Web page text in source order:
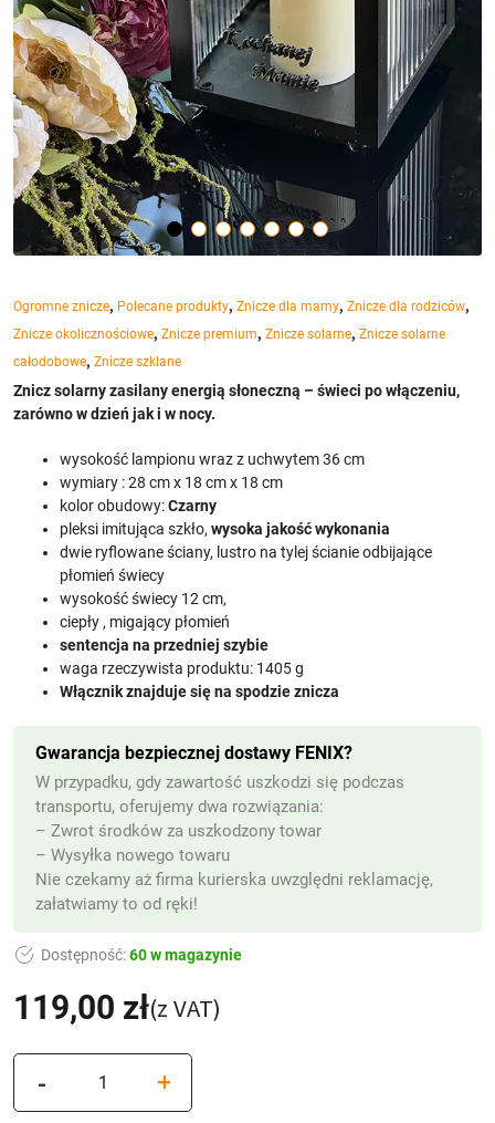
Ogromne znicze, Polecane produkty, Znicze dla mamy, Znicze dla rodziców,
Znicze okolicznościowe, Znicze premium, Znicze solarne, Znicze solarne
całodobowe, Znicze szklane
119,00 zł(z VAT)
Znicz solarny zasilany energią słoneczną – świeci po włączeniu,
zarówno w dzień jak i w nocy.
wysokość lampionu wraz z uchwytem 36 cm
wymiary : 28 cm x 18 cm x 18 cm
kolor obudowy:Czarny
pleksi imitująca szkło, wysoka jakość wykonania
dwie ryflowane ściany, lustro na tylej ścianie odbijające
płomień świecy
wysokość świecy 12 cm,
ciepły , migający płomień
sentencja na przedniej szybie
waga rzeczywista produktu: 1405 g
Włącznik znajduje się na spodzie znicza
Dostępność:60 w magazynie
Gwarancja bezpiecznej dostawy FENIX?
W przypadku, gdy zawartość uszkodzi się podczas
transportu, oferujemy dwa rozwiązania:
– Zwrot środków za uszkodzony towar
– Wysyłka nowego towaru
Nie czekamy aż firma kurierska uwzględni reklamację,
załatwiamy to od ręki!
-
Znicz
+